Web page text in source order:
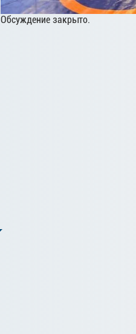
Обсуждение закрыто.